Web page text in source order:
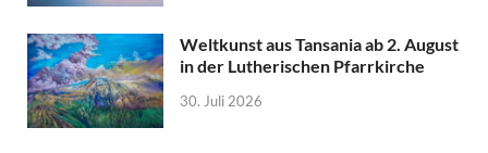
Weltkunst aus Tansania ab 2. August
in der Lutherischen Pfarrkirche
30. Juli 2026